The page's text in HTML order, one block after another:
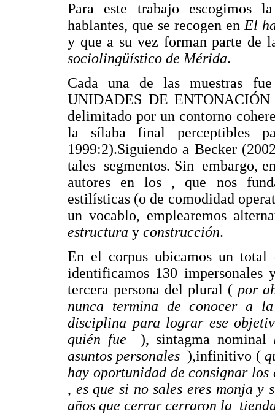
Para este trabajo escogimos
hablantes, que se recogen enEl
y que a su vez forman parte de
sociolingüístico de Mérida.
Cada una de las muestras
UNIDADES DE
delimitado por un contorno
la sílaba final perceptibles
1999:2).Siguiendo a Becker
tales segmentos. Sin embargo,
autores en los , que nos
estilísticas (o de comodidad
un vocablo, emplearemos
estructura y construcción.
En el corpus ubicamos un total
identificamos 130 impersonales
tercera persona del plural ( por
nunca termina de conocer a
disciplina para lograr ese
quién fue
), sintagma nominal
asuntos personales ),infinitivo (
hay oportunidad de consignar los
, es que si no sales eres monja y
años que cerrar cerraron la